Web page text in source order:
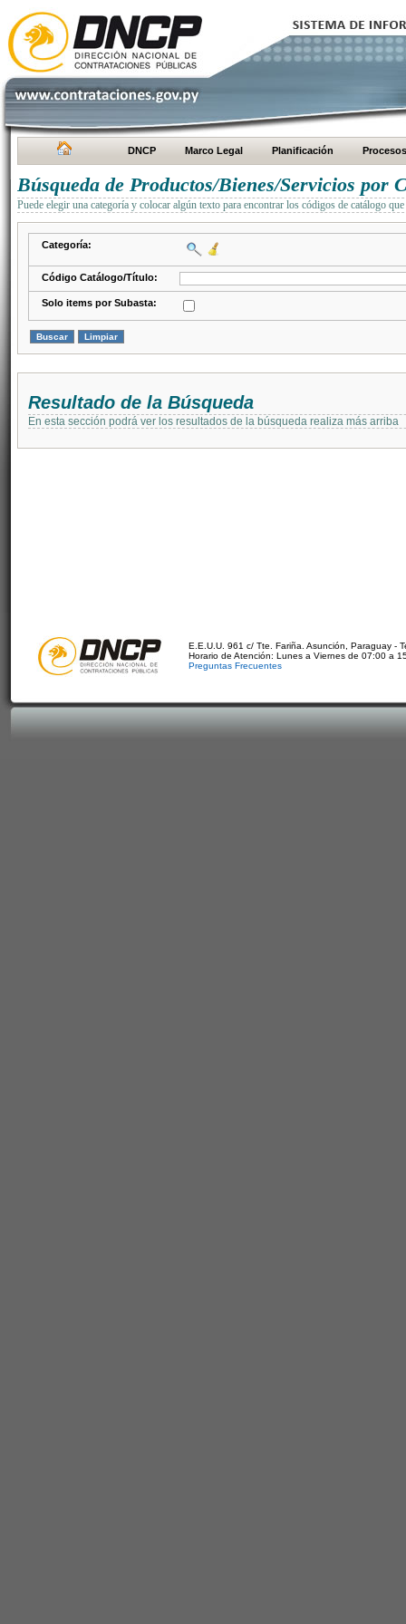
DNCP Marco Legal Planificación Procesos
Búsqueda de Productos/Bienes/Servicios por
Puede elegir una categoría y colocar algún texto para encontrar los códigos de catálogo
Categoría:
Código Catálogo/Título:
Solo items por Subasta:
Resultado de la Búsqueda
En esta sección podrá ver los resultados de la búsqueda realiza más arriba
E.E.U.U. 961 c/ Tte. Fariña. Asunción, Paraguay -
Horario de Atención: Lunes a Viernes de 07:00 a
Preguntas Frecuentes